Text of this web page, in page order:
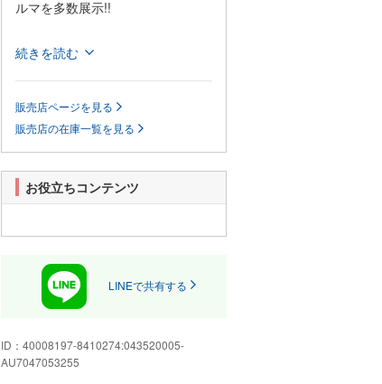
ルマを多数展示!!
当店では格安の軽自動車を多数展
おります!
また、当店は安いだけじゃござい
ません!自社認証整備工場も完備し
ており、お客様がご心配なされて
いるアフターフォローもきっと満
展示場に無い車輌でも、お客様の
クションよりお探ししご提供いた
します。
皆様のご来店を心よりお待ちして
おります!
続きを読む
販売店ページを見る
販売店の在庫一覧を見る
お役立ちコンテンツ
LINEで共有する
ID： 40008197-8410274:043520005-
AU7047053255